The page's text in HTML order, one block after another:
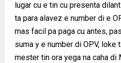
lugar cu e tin cu presenta
ta para alavez e number di e
mas facil pa paga cu antes,
suma y e number di OPV, loke
mester tin ora yega na caha